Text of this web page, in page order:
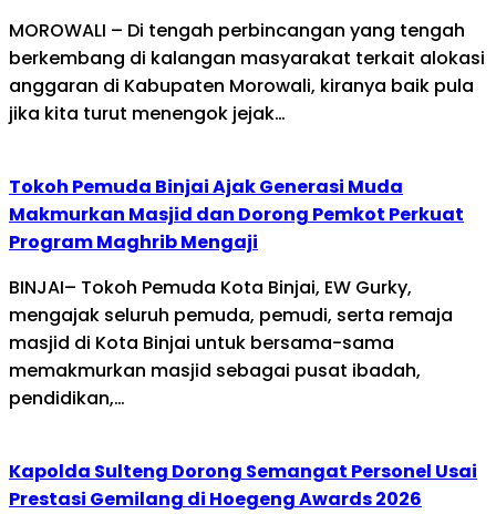
MOROWALI – Di tengah perbincangan yang tengah
berkembang di kalangan masyarakat terkait alokasi
anggaran di Kabupaten Morowali, kiranya baik pula
jika kita turut menengok jejak…
Tokoh Pemuda Binjai Ajak Generasi Muda
Makmurkan Masjid dan Dorong Pemkot Perkuat
Program Maghrib Mengaji
BINJAI– Tokoh Pemuda Kota Binjai, EW Gurky,
mengajak seluruh pemuda, pemudi, serta remaja
masjid di Kota Binjai untuk bersama-sama
memakmurkan masjid sebagai pusat ibadah,
pendidikan,…
Kapolda Sulteng Dorong Semangat Personel Usai
Prestasi Gemilang di Hoegeng Awards 2026